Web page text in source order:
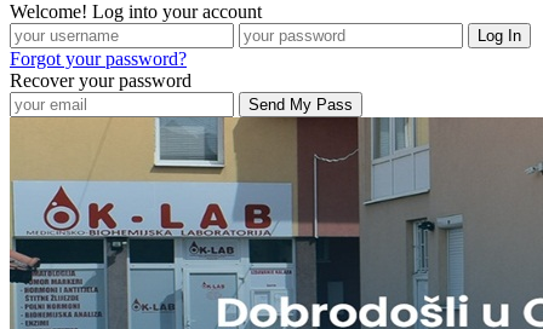
Welcome! Log into your account
Forgot your password?
Recover your password